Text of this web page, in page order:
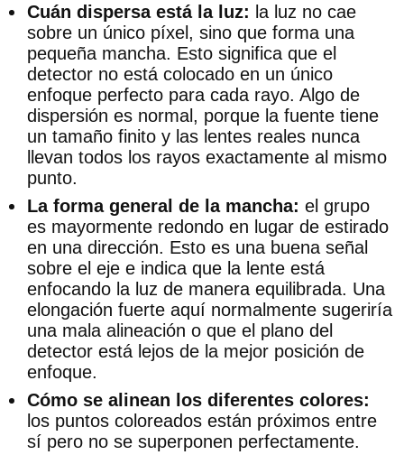
Cuán dispersa está la luz: la luz no cae
sobre un único píxel, sino que forma una
pequeña mancha. Esto significa que el
detector no está colocado en un único
enfoque perfecto para cada rayo. Algo de
dispersión es normal, porque la fuente tiene
un tamaño finito y las lentes reales nunca
llevan todos los rayos exactamente al mismo
punto.
La forma general de la mancha: el grupo
es mayormente redondo en lugar de estirado
en una dirección. Esto es una buena señal
sobre el eje e indica que la lente está
enfocando la luz de manera equilibrada. Una
elongación fuerte aquí normalmente sugeriría
una mala alineación o que el plano del
detector está lejos de la mejor posición de
enfoque.
Cómo se alinean los diferentes colores:
los puntos coloreados están próximos entre
sí pero no se superponen perfectamente.